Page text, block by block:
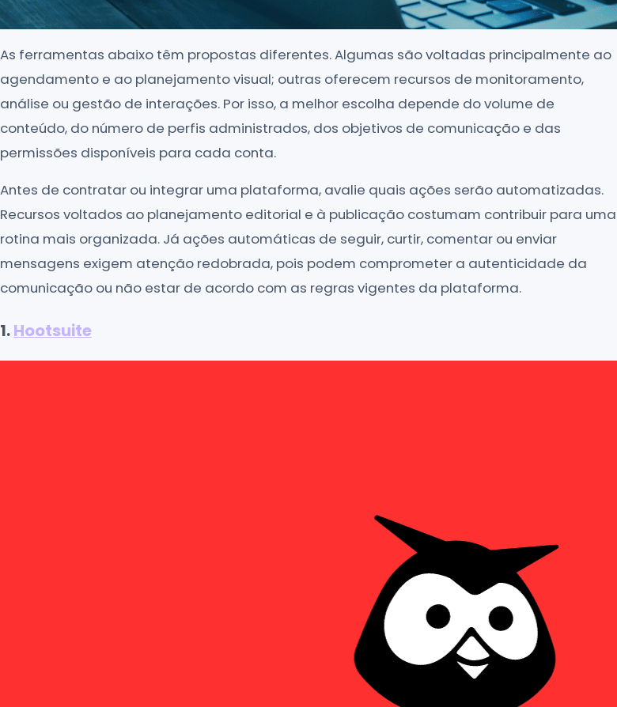
As ferramentas abaixo têm propostas diferentes. Algumas são voltadas principalmente ao
agendamento e ao planejamento visual; outras oferecem recursos de monitoramento,
análise ou gestão de interações. Por isso, a melhor escolha depende do volume de
conteúdo, do número de perfis administrados, dos objetivos de comunicação e das
permissões disponíveis para cada conta.
Antes de contratar ou integrar uma plataforma, avalie quais ações serão automatizadas.
Recursos voltados ao planejamento editorial e à publicação costumam contribuir para uma
rotina mais organizada. Já ações automáticas de seguir, curtir, comentar ou enviar
mensagens exigem atenção redobrada, pois podem comprometer a autenticidade da
comunicação ou não estar de acordo com as regras vigentes da plataforma.
1.Hootsuite